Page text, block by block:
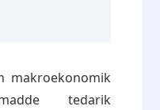
makroekonomik
tedarik